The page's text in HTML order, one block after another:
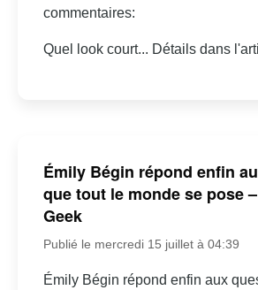
commentaires:
Quel look court... Détails dans
Émily Bégin répond enfin
que tout le monde se pose
Geek
Publié le mercredi 15 juillet à 04:39
Émily Bégin répond enfin aux